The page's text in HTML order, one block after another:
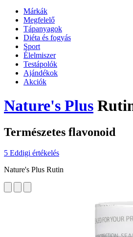
Márkák
Megfelelő
Tápanyagok
Diéta és fogyás
Sport
Élelmiszer
Testápolók
Ajándékok
Akciók
Nature's Plus
Természetes flavonoid
5 Eddigi értékelés
Nature's Plus Rutin